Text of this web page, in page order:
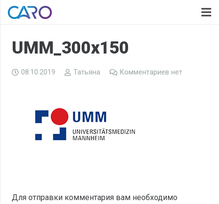
UMM_300x150
08.10.2019 Татьяна Комментариев нет
Для отправки комментария вам необходимо